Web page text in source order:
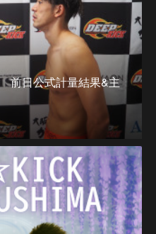
日公式計量結果&主